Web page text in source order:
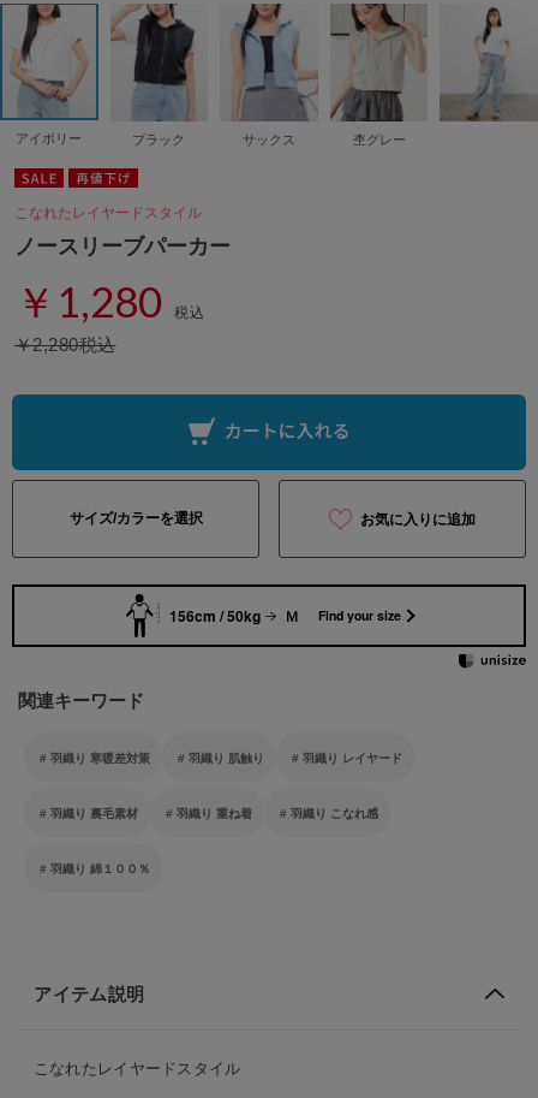
アイボリー ブラック サックス 杢グレー
こなれたレイヤードスタイル
ノースリーブパーカー
￥1,280 税込
￥2,280税込
サイズ/カラーを選択 お気に入りに追加
156cm / 50kg Ｍ Find your size
関連キーワード
羽織り 寒暖差対策 羽織り 肌触り 羽織り レイヤード
羽織り 裏毛素材 羽織り 重ね着 羽織り こなれ感
羽織り 綿１００％
アイテム説明
こなれたレイヤードスタイル